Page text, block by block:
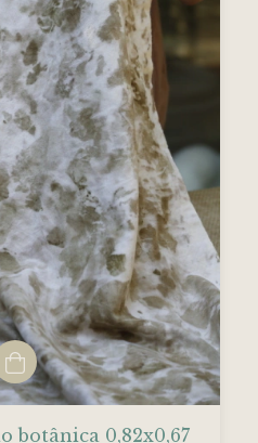
botânica 0,82x0,67